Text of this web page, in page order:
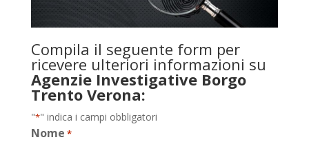
Compila il seguente form per
ricevere ulteriori informazioni su
Agenzie Investigative Borgo
Trento Verona:
"*" indica i campi obbligatori
Nome *